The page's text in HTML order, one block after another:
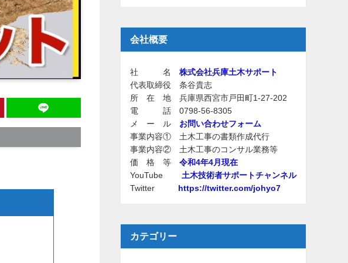
会社概要
社 名 株式会社兵庫土木サポート
代表取締役 条谷貴志
所 在 地 兵庫県西宮市戸田町1-27-202
電 話 0798-56-8305
メ ー ル お問い合わせフォーム
事業内容① 土木工事の書類作成代行
事業内容② 土木工事のコンサル業務等
価 格 等 令和4年4月現在
YouTube 土木技術者サポートチャンネル
Twitter https://twitter.com/johyo7
カテゴリー